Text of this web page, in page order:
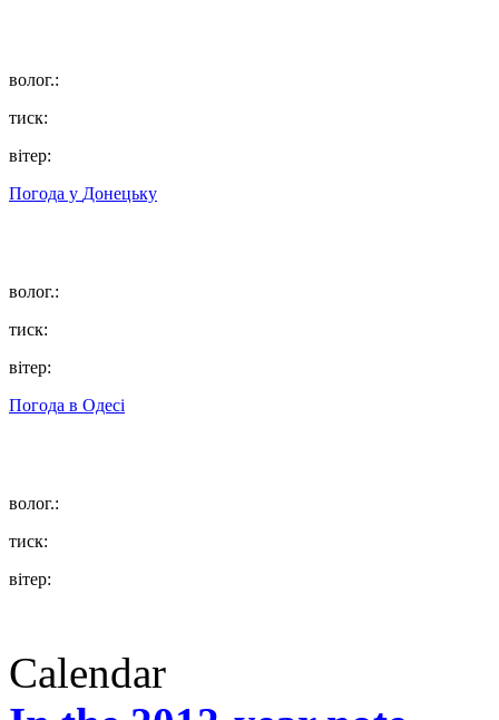
волог.:
тиск:
вітер:
Погода у Донецьку
волог.:
тиск:
вітер:
Погода в Одесі
волог.:
тиск:
вітер:
Calendar